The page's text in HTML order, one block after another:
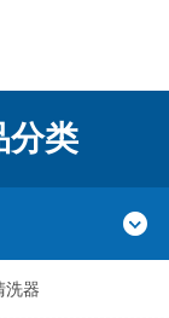
分类
洗器